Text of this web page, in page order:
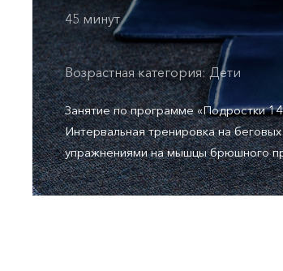
45 минут
Возрастная категория: Дети
Занятие по программе «Подростки
Интервальная тренировка на
упражнениями на мышцы брюшного